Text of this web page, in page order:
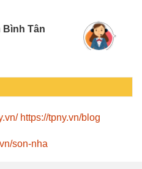
Bình Tân
https://tpny.vn/blog
son-nha